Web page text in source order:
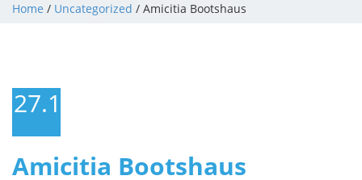
Home / Uncategorized / Amicitia Bootshaus
27.10.2008
Amicitia Bootshaus